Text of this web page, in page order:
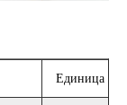
Единица